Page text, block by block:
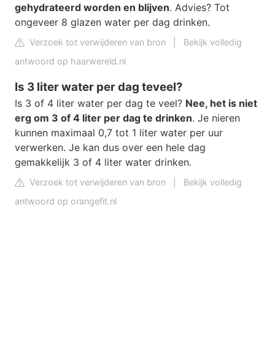
gehydrateerd worden en blijven. Advies? Tot
ongeveer 8 glazen water per dag drinken.
Verzoek tot verwijderen van bron
Bekijk volledig
antwoord op haarwereld.nl
Is 3 liter water per dag teveel?
Is 3 of 4 liter water per dag te veel? Nee, het is niet
erg om 3 of 4 liter per dag te drinken. Je nieren
kunnen maximaal 0,7 tot 1 liter water per uur
verwerken. Je kan dus over een hele dag
gemakkelijk 3 of 4 liter water drinken.
Verzoek tot verwijderen van bron
Bekijk volledig
antwoord op orangefit.nl